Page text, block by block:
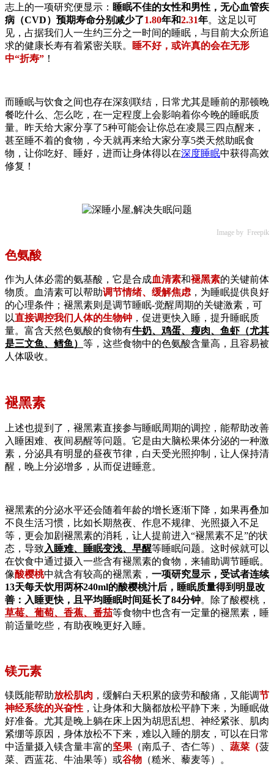
志上的一项研究便显示： 睡眠不佳的女性和男性，无心血管疾
病（CVD）预期寿命分别减少了1.80年和2.31年。这足以可
见，占据我们人一生约三分之一时间的睡眠，与目前大众所追
求的健康长寿有着紧密关联。
睡不好，或许真的会在无形
中“折寿” ！
而睡眠与饮食之间也存在深刻联结，日常尤其是睡前的那顿晚
餐吃什么、怎么吃，在一定程度上会影响着你今晚的睡眠质
量。昨天给大家分享了5种可能会让你总在凌晨三四点醒来，
甚至睡不着的食物，今天就再来给大家分享5类天然助眠食
物，让你吃好、睡好，进而让身体得以在深度睡眠中获得高效
修复！
Image by Freepik
色氨酸
作为人体必需的氨基酸，它是合成血清素和褪黑素的关键前体
物质。血清素可以帮助调节情绪、缓解焦虑 ，为睡眠提供良好
的心理条件；褪黑素则是调节睡眠-觉醒周期的关键激素，可
以直接调控我们人体的生物钟 ，促进更快入睡，提升睡眠质
量。富含天然色氨酸的食物有牛奶、鸡蛋、瘦肉、鱼虾（尤其
是三文鱼、鳕鱼） 等，这些食物中的色氨酸含量高，且容易被
人体吸收。
褪黑素
上述也提到了，褪黑素直接参与睡眠周期的调控，能帮助改善
入睡困难、夜间易醒等问题。它是由大脑松果体分泌的一种激
素，分泌具有明显的昼夜节律，白天受光照抑制，让人保持清
醒，晚上分泌增多，从而促进睡意。
褪黑素的分泌水平还会随着年龄的增长逐渐下降，如果再叠加
不良生活习惯，比如长期熬夜、作息不规律、光照摄入不足
等，更会加剧褪黑素的消耗，让人提前进入“褪黑素不足”的状
态，导致入睡难、睡眠变浅、早醒等睡眠问题。这时候就可以
在饮食中通过摄入一些含有褪黑素的食物，来辅助调节睡眠。
像酸樱桃中就含有较高的褪黑素， 一项研究显示，受试者连续
13天每天饮用两杯240ml的酸樱桃汁后，睡眠质量得到明显改
善：入睡更快，且平均睡眠时间延长了84分钟。除了酸樱桃，
草莓、葡萄、香蕉、番茄等食物中也含有一定量的褪黑素，睡
前适量吃些，有助夜晚更好入睡。
镁元素
镁既能帮助放松肌肉 ，缓解白天积累的疲劳和酸痛，又能调节
神经系统的兴奋性 ，让身体和大脑都放松平静下来，为睡眠做
好准备。尤其是晚上躺在床上因为胡思乱想、神经紧张、肌肉
紧绷等原因，身体放松不下来，难以入睡的朋友，可以在日常
中适量摄入镁含量丰富的坚果 （南瓜子、杏仁等）、 蔬菜（菠
菜、西蓝花、牛油果等）或谷物 （糙米、藜麦等）。